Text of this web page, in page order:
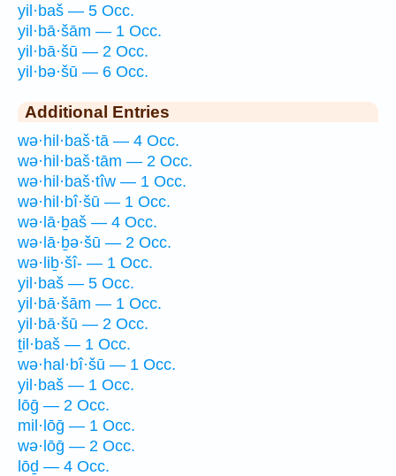
yil·baš — 5 Occ.
yil·bā·šām — 1 Occ.
yil·bā·šū — 2 Occ.
yil·bə·šū — 6 Occ.
Additional Entries
wə·hil·baš·tā — 4 Occ.
wə·hil·baš·tām — 2 Occ.
wə·hil·baš·tîw — 1 Occ.
wə·hil·bî·šū — 1 Occ.
wə·lā·ḇaš — 4 Occ.
wə·lā·ḇə·šū — 2 Occ.
wə·liḇ·šî- — 1 Occ.
yil·baš — 5 Occ.
yil·bā·šām — 1 Occ.
yil·bā·šū — 2 Occ.
ṯil·baš — 1 Occ.
wə·hal·bî·šū — 1 Occ.
yil·baš — 1 Occ.
lōḡ — 2 Occ.
mil·lōḡ — 1 Occ.
wə·lōḡ — 2 Occ.
lōḏ — 4 Occ.